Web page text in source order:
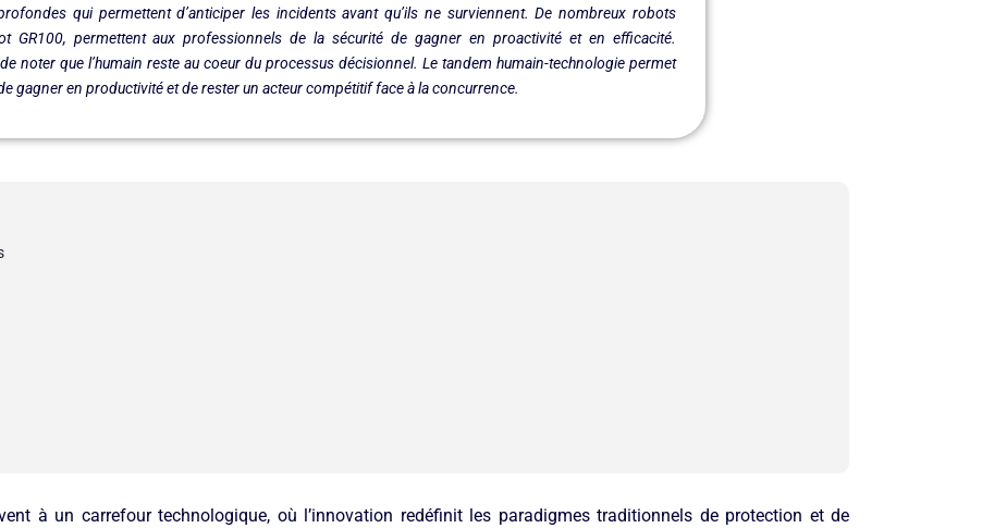
qui permettent d’anticiper les incidents avant qu’ils ne surviennent. De nombreux robots
GR100, permettent aux professionnels de la sécurité de gagner en proactivité et en efficacité.
noter que l’humain reste au coeur du processus décisionnel. Le tandem humain-technologie permet
gagner en productivité et de rester un acteur compétitif face à la concurrence.
à un carrefour technologique, où l’innovation redéfinit les paradigmes traditionnels de protection et de